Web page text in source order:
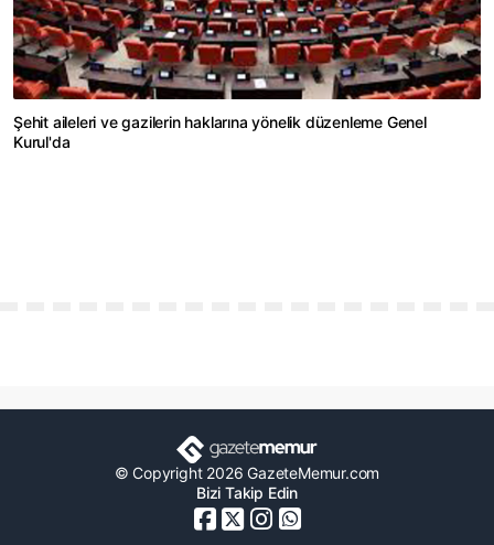
Şehit aileleri ve gazilerin haklarına yönelik düzenleme Genel
Kurul'da
© Copyright 2026 GazeteMemur.com
Bizi Takip Edin